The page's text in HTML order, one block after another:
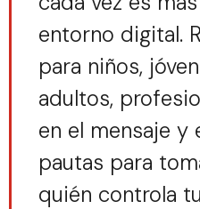
entorno digital.
para niños,
adultos,
en el mensaje y
pautas para
quién controla